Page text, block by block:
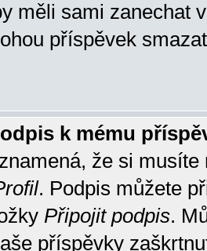
měli sami zanechat
příspěvek
k mému
že si
. Podpis můžete
Připojit podpis.
příspěvky